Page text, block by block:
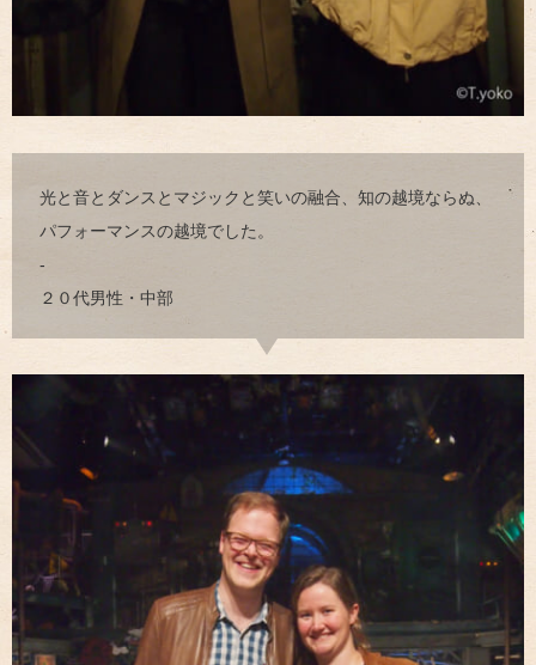
光と音とダンスとマジックと笑いの融合、知の越境ならぬ、
パフォーマンスの越境でした。
-
２０代男性・中部